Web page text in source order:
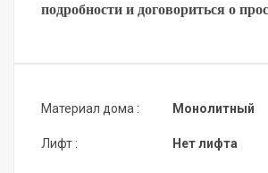
подробности и договориться о
Материал дома :
Лифт :
Монолитный
Нет лифта